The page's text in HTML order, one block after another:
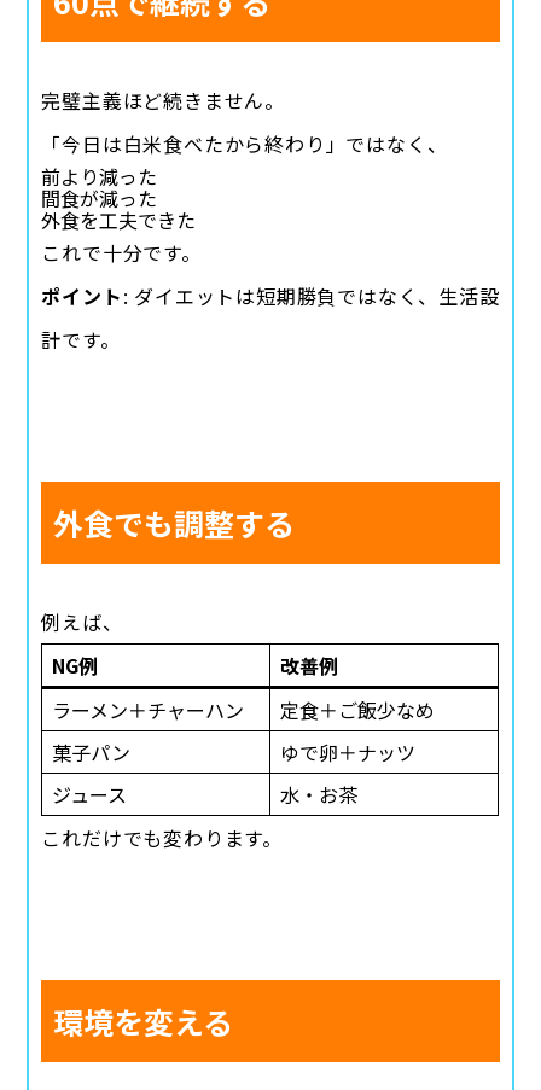
完璧主義ほど続きません。
「今日は白米食べたから終わり」ではなく、
前より減った
間食が減った
外食を工夫できた
これで十分です。
ポイント: ダイエットは短期勝負ではなく、生活設
計です。
外食でも調整する
例えば、
NG例
改善例
ラーメン＋チャーハン
定食＋ご飯少なめ
菓子パン
ゆで卵＋ナッツ
ジュース
水・お茶
これだけでも変わります。
環境を変える